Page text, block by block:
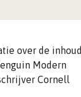
over de inhoud
Modern
Cornell